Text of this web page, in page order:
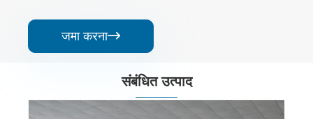
जमा करना
संबंधित उत्पाद